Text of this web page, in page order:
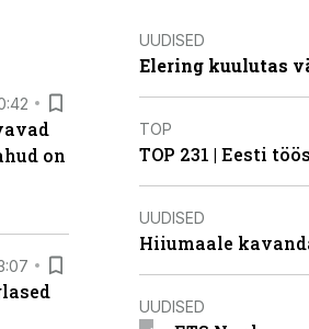
on
UUDISED
Elering kuulutas
TOP
TOP 231 | Eesti
UUDISED
Hiiumaale
UUDISED